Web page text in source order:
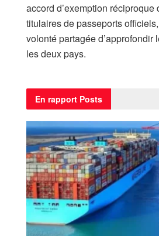
accord d’exemption réciproque
titulaires de passeports
volonté partagée d’approfondir
les deux pays.
En rapport Posts